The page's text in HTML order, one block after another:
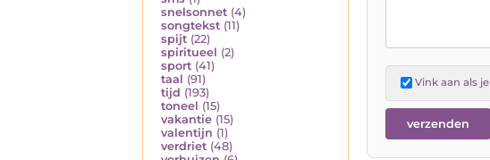
snelsonnet (4)
songtekst (11)
spijt (22)
spiritueel (2)
sport (41)
taal (91)
tijd (193)
toneel (15)
vakantie (15)
valentijn (1)
verdriet (48)
Vink aan als je